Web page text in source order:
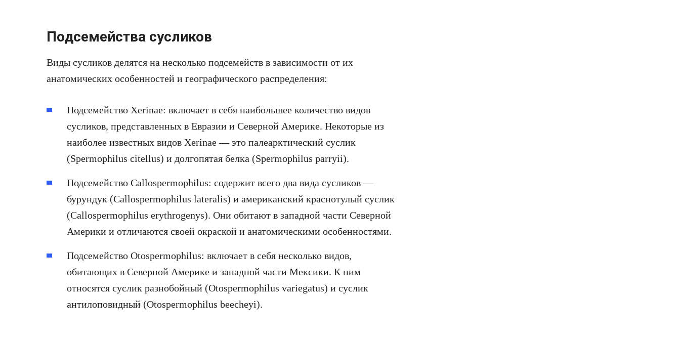
Подсемейства сусликов
Виды сусликов делятся на несколько подсемейств в зависимости от их
анатомических особенностей и географического распределения:
Подсемейство Xerinae: включает в себя наибольшее количество видов
сусликов, представленных в Евразии и Северной Америке. Некоторые из
наиболее известных видов Xerinae — это палеарктический суслик
(Spermophilus citellus) и долгопятая белка (Spermophilus parryii).
Подсемейство Callospermophilus: содержит всего два вида сусликов —
бурундук (Callospermophilus lateralis) и американский краснотулый суслик
(Callospermophilus erythrogenys). Они обитают в западной части Северной
Америки и отличаются своей окраской и анатомическими особенностями.
Подсемейство Otospermophilus: включает в себя несколько видов,
обитающих в Северной Америке и западной части Мексики. К ним
относятся суслик разнобойный (Otospermophilus variegatus) и суслик
антилоповидный (Otospermophilus beecheyi).